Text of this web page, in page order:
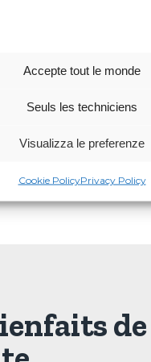
Accepte tout le monde
Seuls les techniciens
Visualizza le preferenze
Cookie PolicyPrivacy Policy